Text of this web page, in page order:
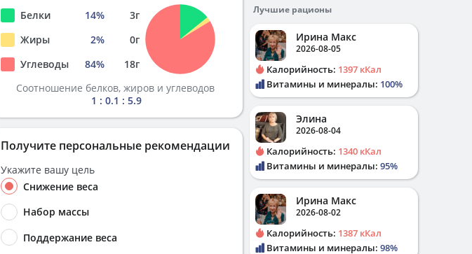
Белки 14% 3г
Жиры
2% 0г
Углеводы
84% 18г
Соотношение белков, жиров и углеводов
1 : 0.1 : 5.9
Получите персональные рекомендации
Укажите вашу цель
Снижение веса
Набор массы
Поддержание веса
Лучшие рационы
Ирина Макс
2026-08-05
Калорийность: 1397 кКал
Витамины и минералы: 100%
Элина
2026-08-04
Калорийность: 1340 кКал
Витамины и минералы: 95%
Ирина Макс
2026-08-02
Калорийность: 1387 кКал
Витамины и минералы: 98%